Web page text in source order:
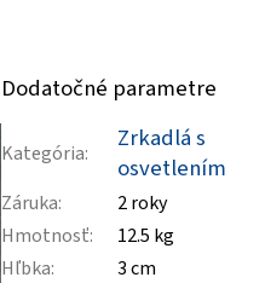
Dodatočné parametre
Kategória:
Zrkadlá s
osvetlením
Záruka:
2 roky
Hmotnosť:
12.5 kg
Hľbka:
3 cm